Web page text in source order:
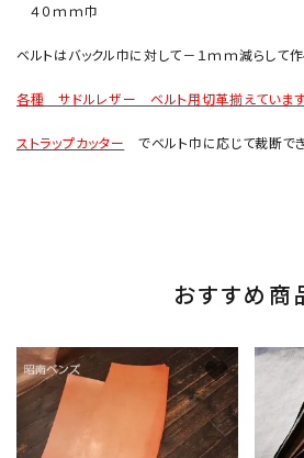
４０ｍｍ巾
ベルトはバックル巾に対して－１ｍｍ減らして作
各種 サドルレザー ベルト用切革揃えています
ストラップカッター でベルト巾に応じて裁断でき
おすすめ商
favorite